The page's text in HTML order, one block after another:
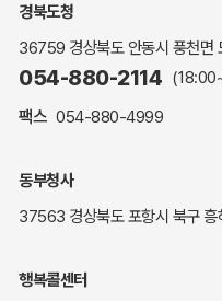
해명·설명자료
자주하는 질문
복지신문고
세입세출예산서
업무추진비 공개
경북도청
36759 경상북도 안동시 풍천면
054-880-2114
팩스 054-880-4999
동부청사
37563 경상북도 포항시 북구 흥
행복콜센터